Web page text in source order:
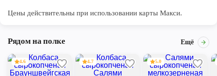
Цены действительны при использовании карты Макси.
Рядом на полке Ещё
4.6 4.7 5.0